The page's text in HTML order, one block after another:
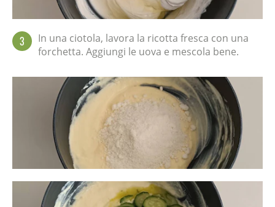
3
In una ciotola, lavora la ricotta fresca con una
forchetta. Aggiungi le uova e mescola bene.